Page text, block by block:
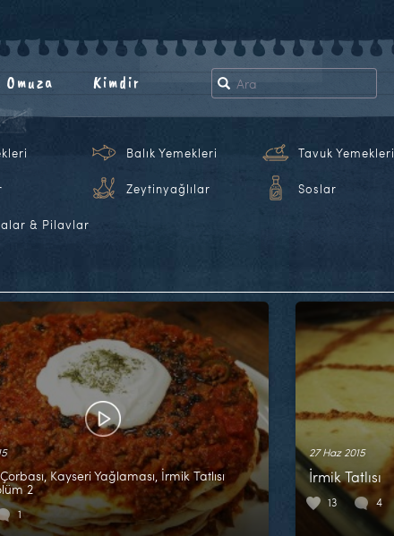
Omuza Kimdir
Balık Yemekleri Tavuk Yemekleri
Zeytinyağlılar Soslar
& Pilavlar
Kayseri Yağlaması, İrmik Tatlısı
2
1
27 Haz 2015
İrmik Tatlısı
13 4